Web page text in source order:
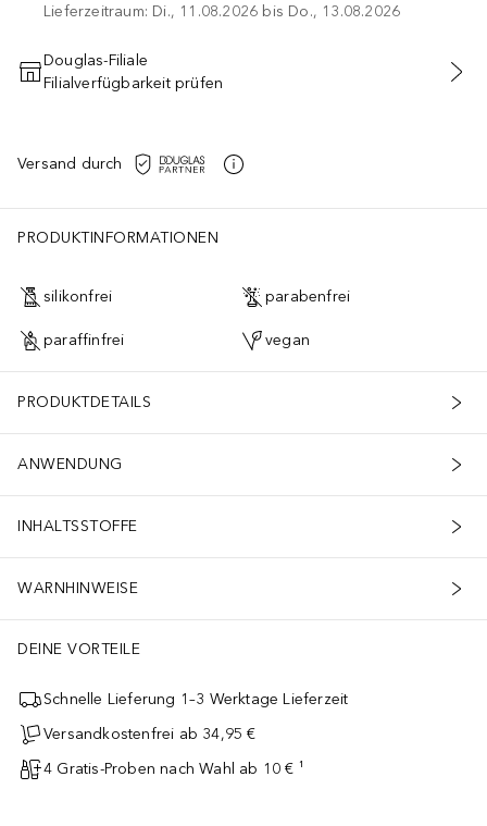
Lieferzeitraum: Di., 11.08.2026 bis Do., 13.08.2026
MIT CODE IN DEN WARENKORB
Douglas-Filiale
Filialverfügbarkeit prüfen
Versand durch
PRODUKTINFORMATIONEN
silikonfrei parabenfrei
paraffinfrei vegan
PRODUKTDETAILS
ANWENDUNG
INHALTSSTOFFE
WARNHINWEISE
DEINE VORTEILE
Schnelle Lieferung 1–3 Werktage Lieferzeit
Versandkostenfrei ab 34,95 €
4 Gratis-Proben nach Wahl ab 10 € ¹